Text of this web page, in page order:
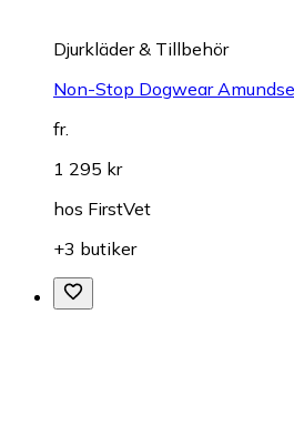
Djurkläder & Tillbehör
Non-Stop Dogwear
fr.
1 295 kr
hos FirstVet
+3 butiker